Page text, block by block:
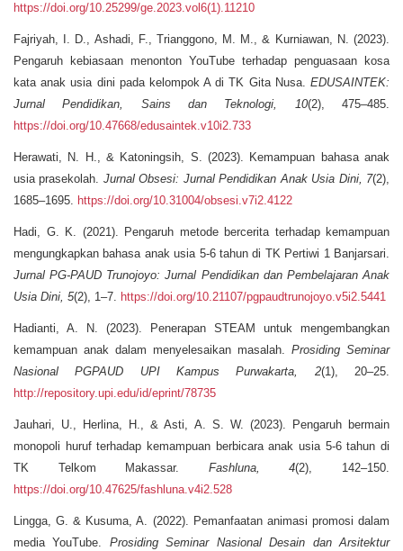
https://doi.org/10.25299/ge.2023.vol6(1).11210
Fajriyah, I. D., Ashadi, F., Trianggono, M. M., & Kurniawan, N. (2023).
Pengaruh kebiasaan menonton YouTube terhadap penguasaan kosa
kata anak usia dini pada kelompok A di TK Gita Nusa. EDUSAINTEK:
Jurnal Pendidikan, Sains dan Teknologi, 10(2), 475–485.
https://doi.org/10.47668/edusaintek.v10i2.733
Herawati, N. H., & Katoningsih, S. (2023). Kemampuan bahasa anak
usia prasekolah. Jurnal Obsesi: Jurnal Pendidikan Anak Usia Dini, 7(2),
1685–1695. https://doi.org/10.31004/obsesi.v7i2.4122
Hadi, G. K. (2021). Pengaruh metode bercerita terhadap kemampuan
mengungkapkan bahasa anak usia 5-6 tahun di TK Pertiwi 1 Banjarsari.
Jurnal PG-PAUD Trunojoyo: Jurnal Pendidikan dan Pembelajaran Anak
Usia Dini, 5(2), 1–7. https://doi.org/10.21107/pgpaudtrunojoyo.v5i2.5441
Hadianti, A. N. (2023). Penerapan STEAM untuk mengembangkan
kemampuan anak dalam menyelesaikan masalah. Prosiding Seminar
Nasional PGPAUD UPI Kampus Purwakarta, 2(1), 20–25.
http://repository.upi.edu/id/eprint/78735
Jauhari, U., Herlina, H., & Asti, A. S. W. (2023). Pengaruh bermain
monopoli huruf terhadap kemampuan berbicara anak usia 5-6 tahun di
TK Telkom Makassar. Fashluna, 4(2), 142–150.
https://doi.org/10.47625/fashluna.v4i2.528
Lingga, G. & Kusuma, A. (2022). Pemanfaatan animasi promosi dalam
media YouTube. Prosiding Seminar Nasional Desain dan Arsitektur